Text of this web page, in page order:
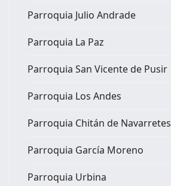
Parroquia Julio Andrade
Parroquia La Paz
Parroquia San Vicente de Pusir
Parroquia Los Andes
Parroquia Chitán de Navarretes
Parroquia García Moreno
Parroquia Urbina